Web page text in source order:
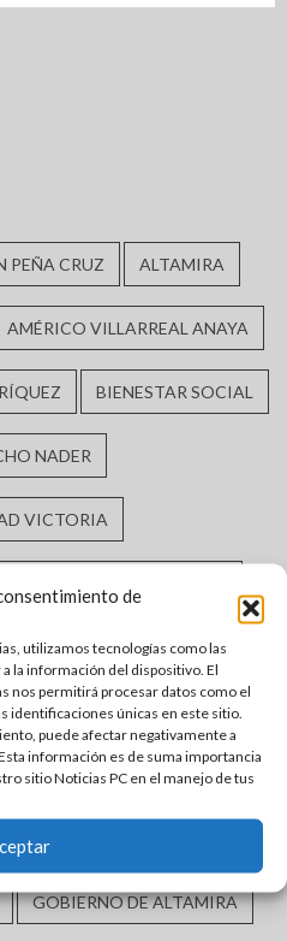
de
utilizamos tecnologías como las
la información del dispositivo. El
nos permitirá procesar datos como el
identificaciones únicas en este sitio.
puede afectar negativamente a
información es de suma importancia
sitio Noticias PC en el manejo de tus
PEÑA CRUZ ALTAMIRA
AMÉRICO VILLARREAL ANAYA
BIENESTAR SOCIAL
NADER
VICTORIA
DE TAMAULIPAS
ECONÓMICO
GOBIERNO DE ALTAMIRA